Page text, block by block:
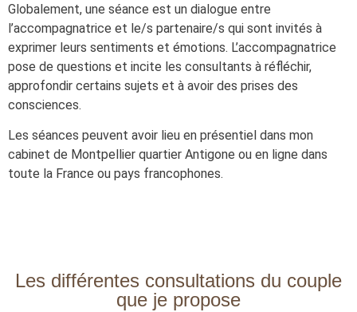
Globalement, une séance est un dialogue entre
l’accompagnatrice et le/s partenaire/s qui sont invités à
exprimer leurs sentiments et émotions. L’accompagnatrice
pose de questions et incite les consultants à réfléchir,
approfondir certains sujets et à avoir des prises des
consciences.
Les séances peuvent avoir lieu en présentiel dans mon
cabinet de Montpellier quartier Antigone ou en ligne dans
toute la France ou pays francophones.
Les différentes consultations du couple
que je propose